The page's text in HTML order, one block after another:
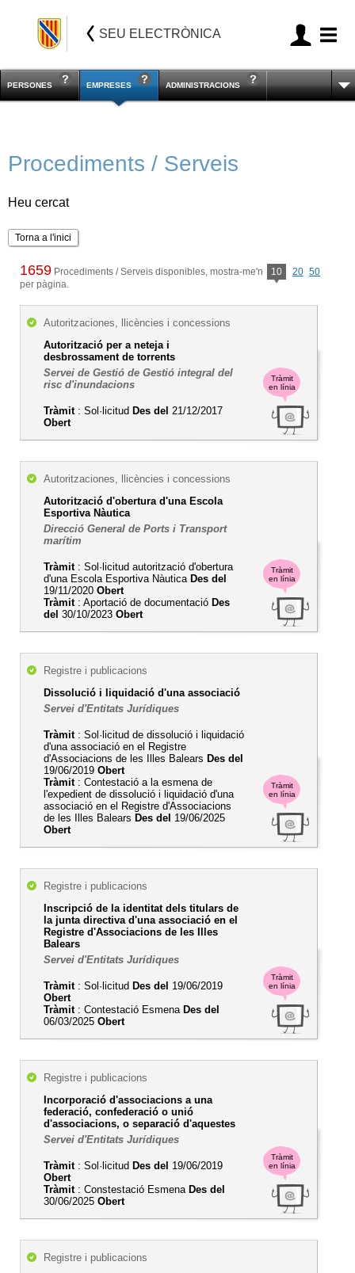
SEU ELECTRÒNICA
PERSONES EMPRESES ADMINISTRACIONS
Procediments / Serveis
Heu cercat
Torna a l'inici
1659 Procediments / Serveis disponibles, mostra-me'n 10 20 50
per pàgina.
Tràmit
en línia
Autoritzaciones, llicències i concessions
Autorització per a neteja i
desbrossament de torrents
Servei de Gestió de Gestió integral del
risc d'inundacions
Tràmit: Sol·licitud Des del 21/12/2017
Obert
Tràmit
en línia
Autoritzaciones, llicències i concessions
Autorització d'obertura d'una Escola
Esportiva Nàutica
Direcció General de Ports i Transport
marítim
Tràmit: Sol·licitud autorització d'obertura
d'una Escola Esportiva Nàutica Des del
19/11/2020 Obert
Tràmit: Aportació de documentació Des
del 30/10/2023 Obert
Tràmit
en línia
Registre i publicacions
Dissolució i liquidació d'una associació
Servei d'Entitats Jurídiques
Tràmit: Sol·licitud de dissolució i liquidació
d'una associació en el Registre
d'Associacions de les Illes Balears Des del
19/06/2019 Obert
Tràmit: Contestació a la esmena de
l'expedient de dissolució i liquidació d'una
associació en el Registre d'Associacions
de les Illes Balears Des del 19/06/2025
Obert
Tràmit
en línia
Registre i publicacions
Inscripció de la identitat dels titulars de
la junta directiva d'una associació en el
Registre d'Associacions de les Illes
Balears
Servei d'Entitats Jurídiques
Tràmit: Sol·licitud Des del 19/06/2019
Obert
Tràmit: Contestació Esmena Des del
06/03/2025 Obert
Tràmit
en línia
Registre i publicacions
Incorporació d'associacions a una
federació, confederació o unió
d'associacions, o separació d'aquestes
Servei d'Entitats Jurídiques
Tràmit: Sol·licitud Des del 19/06/2019
Obert
Tràmit: Constestació Esmena Des del
30/06/2025 Obert
Registre i publicacions